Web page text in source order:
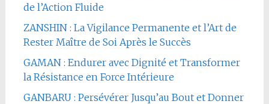
de l’Action Fluide
ZANSHIN : La Vigilance Permanente et l’Art de
Rester Maître de Soi Après le Succès
GAMAN : Endurer avec Dignité et Transformer
la Résistance en Force Intérieure
GANBARU : Persévérer Jusqu’au Bout et Donner